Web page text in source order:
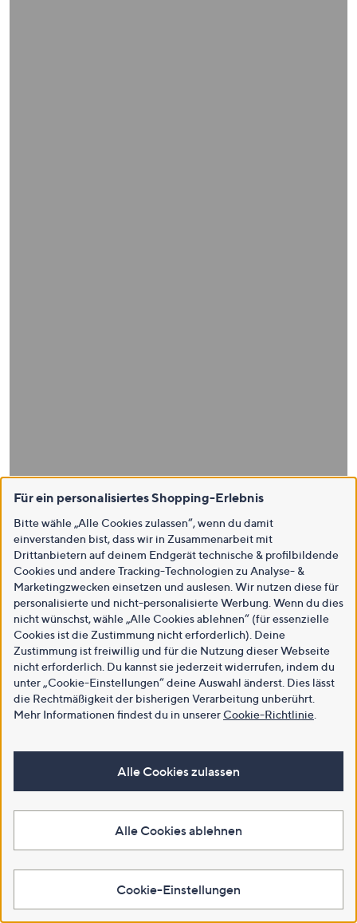
Für ein personalisiertes Shopping-Erlebnis
Bitte wähle „Alle Cookies zulassen“, wenn du damit
einverstanden bist, dass wir in Zusammenarbeit mit
Drittanbietern auf deinem Endgerät technische & profilbildende
Cookies und andere Tracking-Technologien zu Analyse- &
Marketingzwecken einsetzen und auslesen. Wir nutzen diese für
personalisierte und nicht-personalisierte Werbung. Wenn du dies
nicht wünschst, wähle „Alle Cookies ablehnen“ (für essenzielle
Cookies ist die Zustimmung nicht erforderlich). Deine
Zustimmung ist freiwillig und für die Nutzung dieser Webseite
nicht erforderlich. Du kannst sie jederzeit widerrufen, indem du
unter „Cookie-Einstellungen“ deine Auswahl änderst. Dies lässt
die Rechtmäßigkeit der bisherigen Verarbeitung unberührt.
Mehr Informationen findest du in unsererCookie-Richtlinie
Alle Cookies zulassen
Alle Cookies ablehnen
Cookie-Einstellungen